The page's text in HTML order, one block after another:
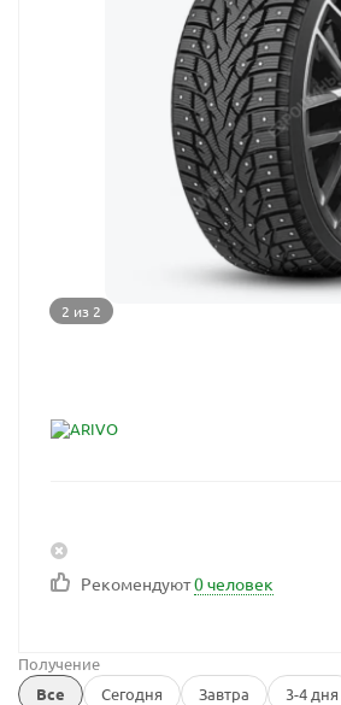
2 из 2
Рекомендуют0 человек
Получение
Все
Сегодня Завтра 3-4 дня